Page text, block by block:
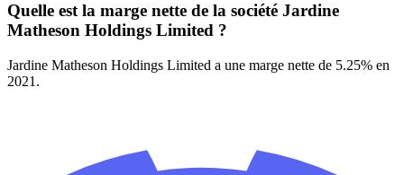
Quelle est la marge nette de la société Jardine
Matheson Holdings Limited ?
Jardine Matheson Holdings Limited a une marge nette de 5.25% en
2021.